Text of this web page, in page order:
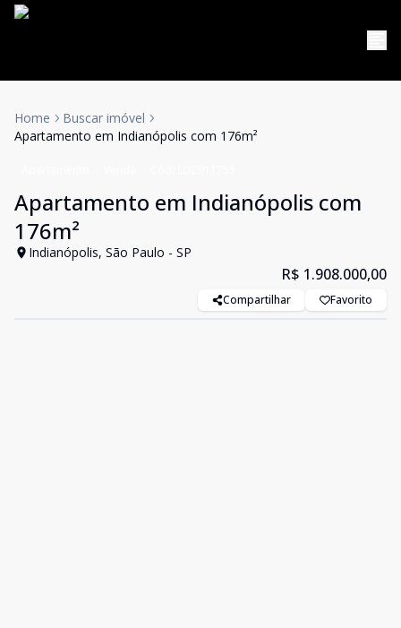
Home
Buscar imóvel
Apartamento em Indianópolis com 176m²
Apartamento em Indianópolis com
176m²
Indianópolis, São Paulo - SP
R$ 1.908.000,00
Compartilhar Favorito